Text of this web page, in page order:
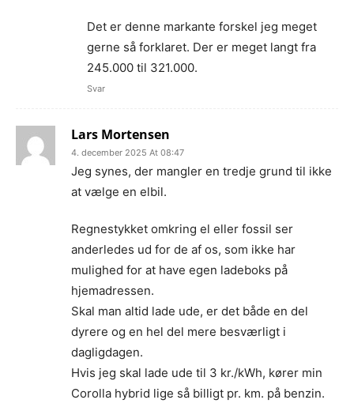
Det er denne markante forskel jeg meget
gerne så forklaret. Der er meget langt fra
245.000 til 321.000.
Svar
Lars Mortensen
4. december 2025 At 08:47
Jeg synes, der mangler en tredje grund til ikke
at vælge en elbil.
Regnestykket omkring el eller fossil ser
anderledes ud for de af os, som ikke har
mulighed for at have egen ladeboks på
hjemadressen.
Skal man altid lade ude, er det både en del
dyrere og en hel del mere besværligt i
dagligdagen.
Hvis jeg skal lade ude til 3 kr./kWh, kører min
Corolla hybrid lige så billigt pr. km. på benzin.